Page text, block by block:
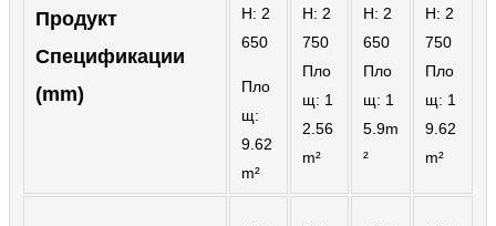
dansk
मराठी
ಕನ್ನಡ
Продукт
Спецификации
(mm)
H: 2
650
Пло
щ:
9.62
m²
H: 2
750
Пло
щ: 1
2.56
m²
H: 2
650
Пло
щ: 1
5.9m
²
H: 2
750
Пло
щ: 1
9.62
m²